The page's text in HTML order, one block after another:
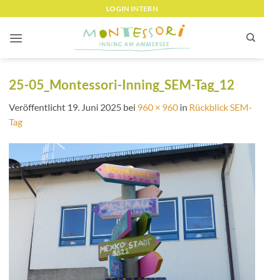
springen
LOGIN INTERN
25-05_Montessori-Inning_SEM-Tag_12
Veröffentlicht 19. Juni 2025 bei 960 × 960 in Rückblick SEM-
Tag